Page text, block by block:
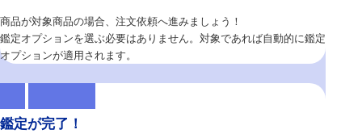
商品が対象商品の場合、注文依頼へ進みましょう！
鑑定オプションを選ぶ必要はありません。対象であれば自動的に鑑定
オプションが適用されます。
鑑定が完了！